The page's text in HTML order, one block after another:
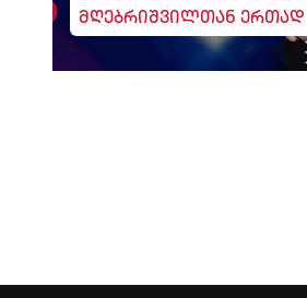
მღებრიშვილთან ერთად